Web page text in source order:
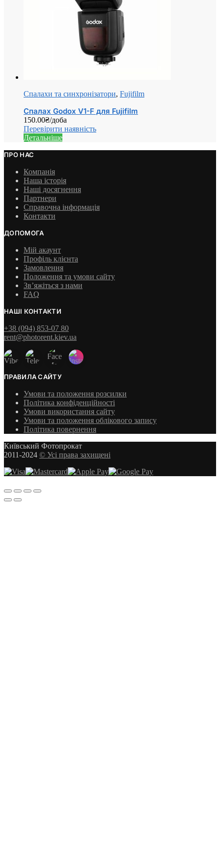
Спалахи та синхронізатори, Fujifilm
Спалах Godox V1-F для Fujifilm
150.00₴/доба
Перевірити наявність
Детальніше
ПРО НАС
Компанія
Наша історія
Наші досягнення
Партнери
Справочна інформація
Контакти
ДОПОМОГА
Мій акаунт
Профіль клієнта
Замовлення
Положення та умови сайту
Зв’яжіться з нами
FAQ
НАШІ КОНТАКТИ
+38 (094) 853-07 80
rent@photorent.kiev.ua
ПРАВИЛА САЙТУ
Умови та положення розсилки
Політика конфіденційності
Умови використання сайту
Умови та положення облікового запису
Політика повернення
Київський Фотопрокат
2011-2024 © Усі права захищені